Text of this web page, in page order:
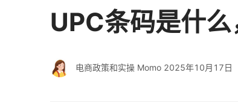
UPC条码是什
电商政策和实操 Momo 2025年10月17日